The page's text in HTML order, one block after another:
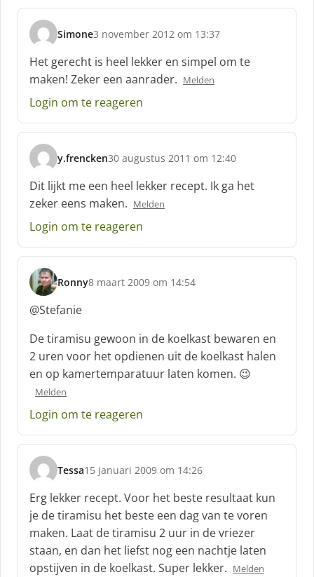
e
f
:
Simone
s
c
h
r
e
f
3 november 2012 om 13:37
Het gerecht is heel lekker en simpel om te
maken! Zeker een aanrader. Melden
Login om te reageren
y.frencken
s
c
h
r
e
f
30 augustus 2011 om 12:40
Dit lijkt me een heel lekker recept. Ik ga het
zeker eens maken. Melden
Login om te reageren
Ronny
s
c
h
r
e
f
8 maart 2009 om 14:54
@Stefanie
De tiramisu gewoon in de koelkast bewaren en
2 uren voor het opdienen uit de koelkast halen
en op kamertemparatuur laten komen. 😉
Melden
Login om te reageren
Tessa
s
c
h
r
e
e
f
15 januari 2009 om 14:26
Erg lekker recept. Voor het beste resultaat kun
je de tiramisu het beste een dag van te voren
maken. Laat de tiramisu 2 uur in de vriezer
staan, en dan het liefst nog een nachtje laten
opstijven in de koelkast. Super lekker. Melden